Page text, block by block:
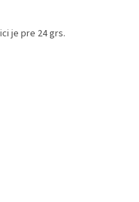
je pre 24 grs.